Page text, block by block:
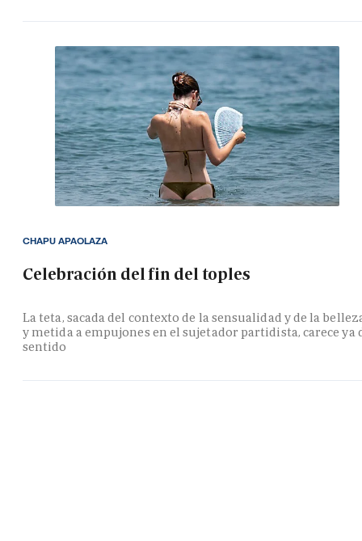
Celebración del fin del toples
La teta, sacada del contexto de la sensualidad y de la
y metida a empujones en el sujetador partidista, carece ya
sentido
CHAPU APAOLAZA